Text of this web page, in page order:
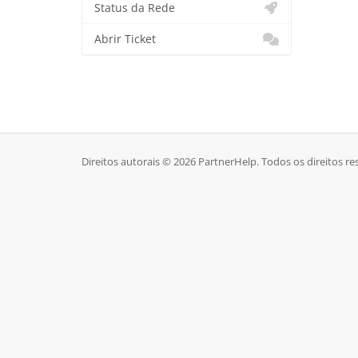
Status da Rede
Abrir Ticket
Direitos autorais © 2026 PartnerHelp. Todos os direitos